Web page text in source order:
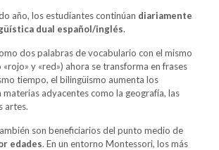
año, los estudiantes continúan diariamente
dual español/inglés.
dos palabras de vocabulario con el mismo
y «red») ahora se transforma en frases
tiempo, el bilingüismo aumenta los
adyacentes como la geografía, las
artes.
son beneficiarios del punto medio de
edades. En un entorno Montessori, los más